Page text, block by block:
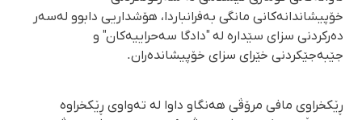
خۆپیشاندانەکانی مانگی بەفرانباردا، هۆشداریی دابوو لەسەر
دەرکردنی سزای سێدارە لە "دادگا سەحراییەکان" و
جێبەجێکردنی خێرای سزای خۆپیشاندەران.
ڕێکخراوی مافی مرۆڤی هەنگاو داوا لە تەواوی ڕێکخراوە